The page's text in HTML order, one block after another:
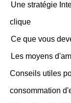
Une stratégie
clique
Ce que vous
Les moyens
Conseils utiles
consommation